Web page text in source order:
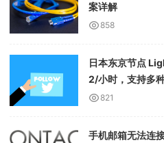
案详解
858
日本东京节点
2/小时，支持多
821
手机邮箱无法连